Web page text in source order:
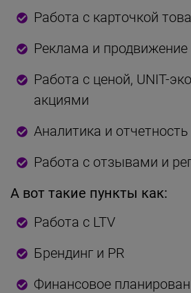
Работа с карточкой
Реклама и продвижение
Работа с ценой, UNIT-
акциями
Аналитика и отчетность
Работа с отзывами и
А вот такие пункты как:
Работа с LTV
Брендинг и PR
Финансовое